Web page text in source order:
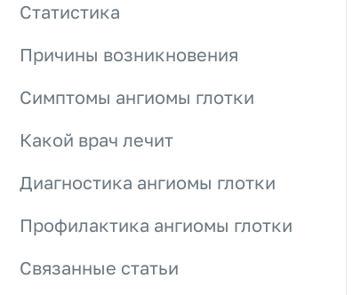
Статистика
Причины возникновения
Симптомы ангиомы глотки
Какой врач лечит
Диагностика ангиомы глотки
Профилактика ангиомы глотки
Связанные статьи